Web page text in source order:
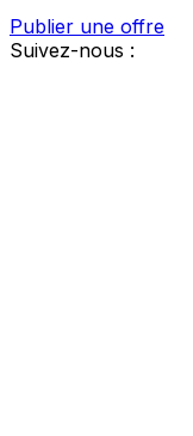
Publier une offre
Suivez-nous :